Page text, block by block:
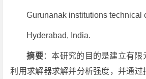
Gurunanak institutions technical
Hyderabad, India.
摘要：本研究的目的是建立有限
利用求解器求解并分析强度，并通过